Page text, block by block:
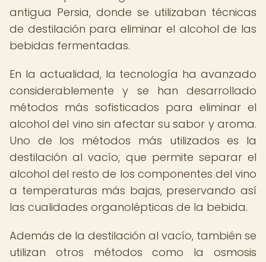
antigua Persia, donde se utilizaban técnicas
de destilación para eliminar el alcohol de las
bebidas fermentadas.
En la actualidad, la tecnología ha avanzado
considerablemente y se han desarrollado
métodos más sofisticados para eliminar el
alcohol del vino sin afectar su sabor y aroma.
Uno de los métodos más utilizados es la
destilación al vacío, que permite separar el
alcohol del resto de los componentes del vino
a temperaturas más bajas, preservando así
las cualidades organolépticas de la bebida.
Además de la destilación al vacío, también se
utilizan otros métodos como la osmosis